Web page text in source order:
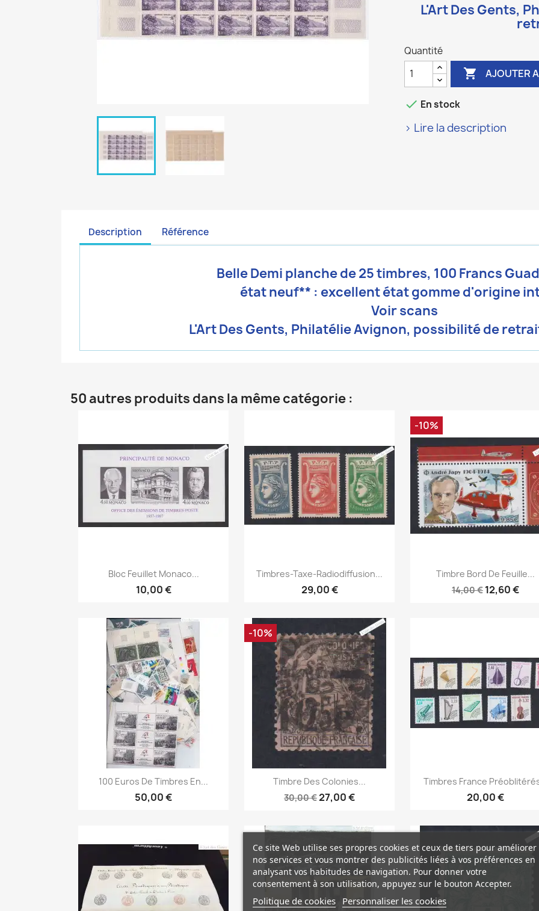
L'Art Des Gents,
Quantité
 AJOUTER
 En stock
> Lire la description
Description Référence
Belle Demi planche de 25 timbres, 100 Francs
état neuf** : excellent état gomme d'origine
Voir scans
L'Art Des Gents, Philatélie Avignon, possibilité de
50 autres produits dans la même catégorie :
Bloc Feuillet Monaco...
10,00 €
Aperçu rapide Timbres-Taxe-Radiodiffusion...
29,00 €
Aperçu rapide
Timbre Bord De Feuille...
14,00 € 12,60 €
-10%
Aperçu rapide
100 Euros De Timbres En...
50,00 €
Aperçu rapide
Timbre Des Colonies...
30,00 €27,00 €
-10%
Aperçu rapide Timbres France
20,00 €
 Aperçu rapide
Ce site Web utilise ses propres cookies et ceux de tiers pour améliorer
nos services et vous montrer des publicités liées à vos préférences en
analysant vos habitudes de navigation. Pour donner votre
consentement à son utilisation, appuyez sur le bouton Accepter.
Politique de cookies Personnaliser les cookies